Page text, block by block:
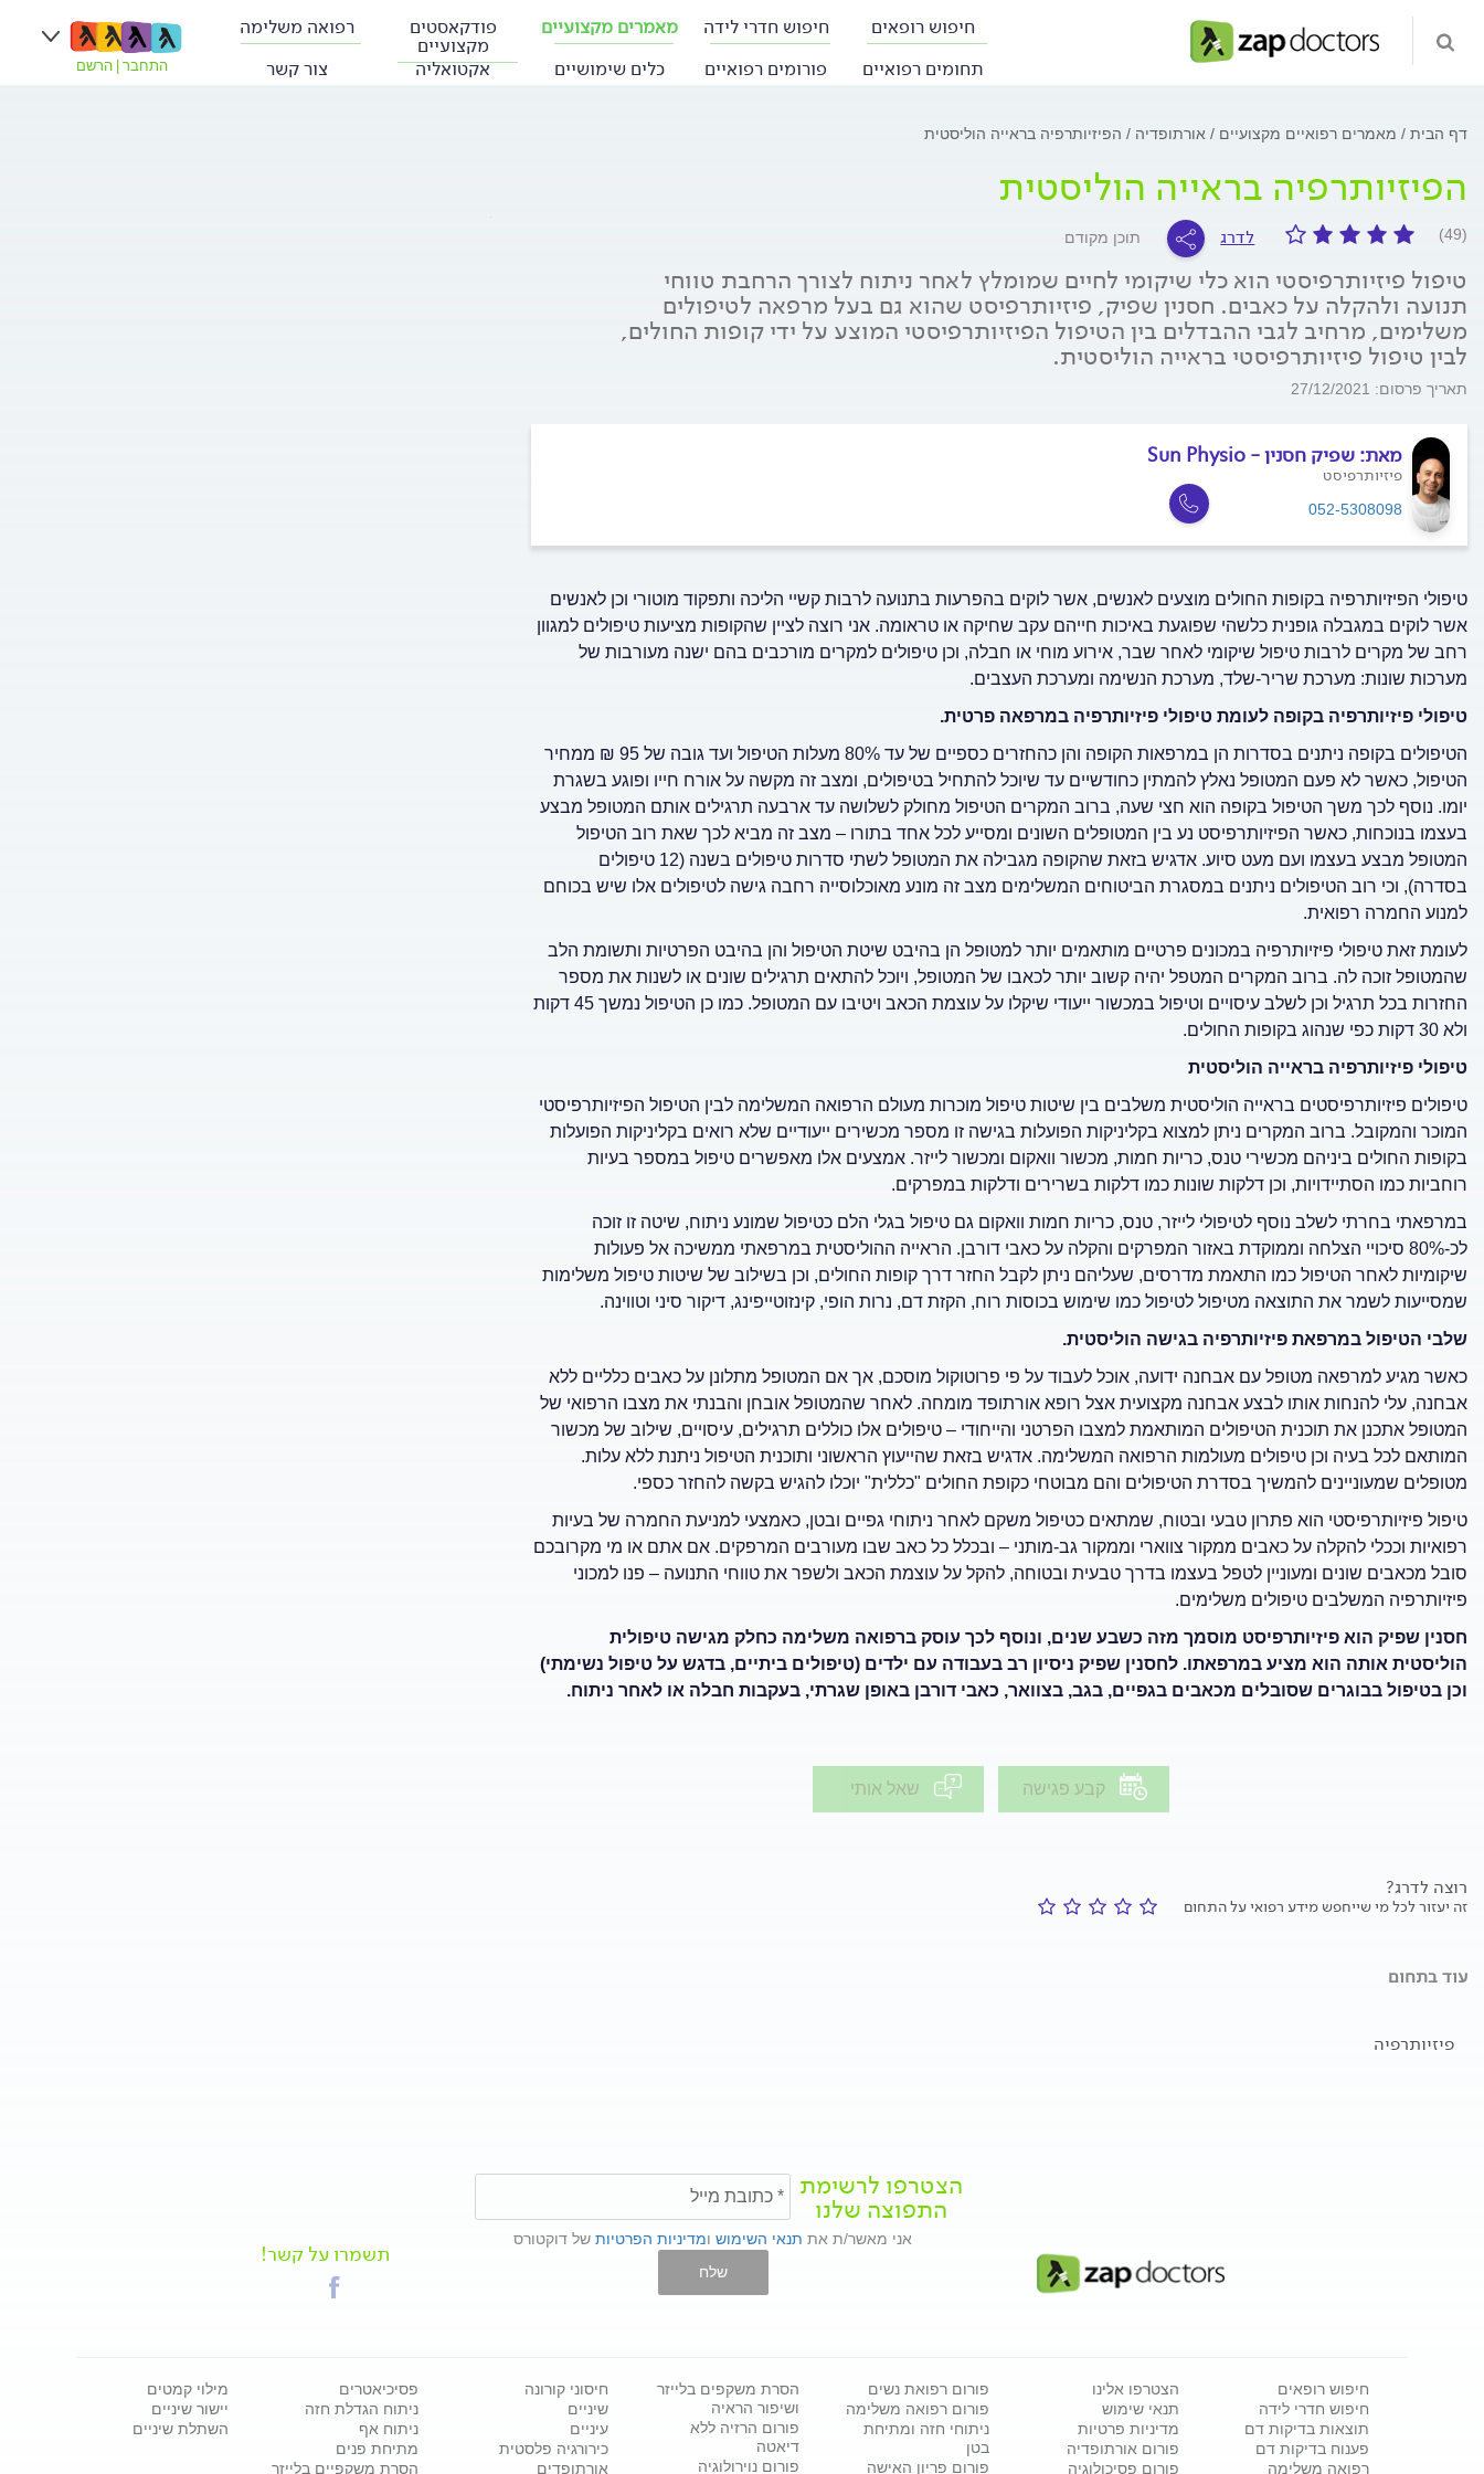
חיפוש רופאים חיפוש חדרי לידה מאמרים מקצועיים פודקאסטים
מקצועיים
רפואה משלימה
תחומים רפואיים
פורומים רפואיים כלים שימושיים אקטואליה צור קשר התחבר הרשם
דף הבית מאמרים רפואיים מקצועיים אורתופדיה הפיזיותרפיה בראייה הוליסטית
הפיזיותרפיה בראייה הוליסטית
(49) לדרג תוכן מקודם
טיפול פיזיותרפיסטי הוא כלי שיקומי לחיים שמומלץ לאחר ניתוח לצורך הרחבת טווחי
תנועה ולהקלה על כאבים. חסנין שפיק, פיזיותרפיסט שהוא גם בעל מרפאה לטיפולים
משלימים, מרחיב לגבי ההבדלים בין הטיפול הפיזיותרפיסטי המוצע על ידי קופות החולים,
לבין טיפול פיזיותרפיסטי בראייה הוליסטית.
תאריך פרסום: 27/12/2021
מאת: שפיק חסנין - Sun Physio
פיזיותרפיסט
052-5308098
טיפולי הפיזיותרפיה בקופות החולים מוצעים לאנשים, אשר לוקים בהפרעות בתנועה לרבות קשיי הליכה ותפקוד מוטורי וכן לאנשים
אשר לוקים במגבלה גופנית כלשהי שפוגעת באיכות חייהם עקב שחיקה או טראומה. אני רוצה לציין שהקופות מציעות טיפולים למגוון
רחב של מקרים לרבות טיפול שיקומי לאחר שבר, אירוע מוחי או חבלה, וכן טיפולים למקרים מורכבים בהם ישנה מעורבות של
מערכות שונות: מערכת שריר-שלד, מערכת הנשימה ומערכת העצבים.
טיפולי פיזיותרפיה בקופה לעומת טיפולי פיזיותרפיה במרפאה פרטית.
הטיפולים בקופה ניתנים בסדרות הן במרפאות הקופה והן כהחזרים כספיים של עד 80% מעלות הטיפול ועד גובה של 95 ₪ ממחיר
הטיפול, כאשר לא פעם המטופל נאלץ להמתין כחודשיים עד שיוכל להתחיל בטיפולים, ומצב זה מקשה על אורח חייו ופוגע בשגרת
יומו. נוסף לכך משך הטיפול בקופה הוא חצי שעה, ברוב המקרים הטיפול מחולק לשלושה עד ארבעה תרגילים אותם המטופל מבצע
בעצמו בנוכחות, כאשר הפיזיותרפיסט נע בין המטופלים השונים ומסייע לכל אחד בתורו – מצב זה מביא לכך שאת רוב הטיפול
המטופל מבצע בעצמו ועם מעט סיוע. אדגיש בזאת שהקופה מגבילה את המטופל לשתי סדרות טיפולים בשנה (12 טיפולים
בסדרה), וכי רוב הטיפולים ניתנים במסגרת הביטוחים המשלימים מצב זה מונע מאוכלוסייה רחבה גישה לטיפולים אלו שיש בכוחם
למנוע החמרה רפואית.
לעומת זאת טיפולי פיזיותרפיה במכונים פרטיים מותאמים יותר למטופל הן בהיבט שיטת הטיפול והן בהיבט הפרטיות ותשומת הלב
שהמטופל זוכה לה. ברוב המקרים המטפל יהיה קשוב יותר לכאבו של המטופל, ויוכל להתאים תרגילים שונים או לשנות את מספר
החזרות בכל תרגיל וכן לשלב עיסויים וטיפול במכשור ייעודי שיקלו על עוצמת הכאב ויטיבו עם המטופל. כמו כן הטיפול נמשך 45 דקות
ולא 30 דקות כפי שנהוג בקופות החולים.
טיפולי פיזיותרפיה בראייה הוליסטית
טיפולים פיזיותרפיסטים בראייה הוליסטית משלבים בין שיטות טיפול מוכרות מעולם הרפואה המשלימה לבין הטיפול הפיזיותרפיסטי
המוכר והמקובל. ברוב המקרים ניתן למצוא בקליניקות הפועלות בגישה זו מספר מכשירים ייעודיים שלא רואים בקליניקות הפועלות
בקופות החולים ביניהם מכשירי טנס, כריות חמות, מכשור וואקום ומכשור לייזר. אמצעים אלו מאפשרים טיפול במספר בעיות
רוחביות כמו הסתיידויות, וכן דלקות שונות כמו דלקות בשרירים ודלקות במפרקים.
במרפאתי בחרתי לשלב נוסף לטיפולי לייזר, טנס, כריות חמות וואקום גם טיפול בגלי הלם כטיפול שמונע ניתוח, שיטה זו זוכה
לכ-80% סיכויי הצלחה וממוקדת באזור המפרקים והקלה על כאבי דורבן. הראייה ההוליסטית במרפאתי ממשיכה אל פעולות
שיקומיות לאחר הטיפול כמו התאמת מדרסים, שעליהם ניתן לקבל החזר דרך קופות החולים, וכן בשילוב של שיטות טיפול משלימות
שמסייעות לשמר את התוצאה מטיפול לטיפול כמו שימוש בכוסות רוח, הקזת דם, נרות הופי, קינזוטייפינג, דיקור סיני וטווינה.
שלבי הטיפול במרפאת פיזיותרפיה בגישה הוליסטית.
כאשר מגיע למרפאה מטופל עם אבחנה ידועה, אוכל לעבוד על פי פרוטוקול מוסכם, אך אם המטופל מתלונן על כאבים כלליים ללא
אבחנה, עלי להנחות אותו לבצע אבחנה מקצועית אצל רופא אורתופד מומחה. לאחר שהמטופל אובחן והבנתי את מצבו הרפואי של
המטופל אתכנן את תוכנית הטיפולים המותאמת למצבו הפרטני והייחודי – טיפולים אלו כוללים תרגילים, עיסויים, שילוב של מכשור
המותאם לכל בעיה וכן טיפולים מעולמות הרפואה המשלימה. אדגיש בזאת שהייעוץ הראשוני ותוכנית הטיפול ניתנת ללא עלות.
מטופלים שמעוניינים להמשיך בסדרת הטיפולים והם מבוטחי כקופת החולים "כללית" יוכלו להגיש בקשה להחזר כספי.
טיפול פיזיותרפיסטי הוא פתרון טבעי ובטוח, שמתאים כטיפול משקם לאחר ניתוחי גפיים ובטן, כאמצעי למניעת החמרה של בעיות
רפואיות וככלי להקלה על כאבים ממקור צווארי וממקור גב-מותני – ובכלל כל כאב שבו מעורבים המרפקים. אם אתם או מי מקרובכם
סובל מכאבים שונים ומעוניין לטפל בעצמו בדרך טבעית ובטוחה, להקל על עוצמת הכאב ולשפר את טווחי התנועה – פנו למכוני
פיזיותרפיה המשלבים טיפולים משלימים.
חסנין שפיק הוא פיזיותרפיסט מוסמך מזה כשבע שנים, ונוסף לכך עוסק ברפואה משלימה כחלק מגישה טיפולית
הוליסטית אותה הוא מציע במרפאתו. לחסנין שפיק ניסיון רב בעבודה עם ילדים (טיפולים ביתיים, בדגש על טיפול נשימתי)
וכן בטיפול בבוגרים שסובלים מכאבים בגפיים, בגב, בצוואר, כאבי דורבן באופן שגרתי, בעקבות חבלה או לאחר ניתוח.
קבע פגישה שאל אותי
רוצה לדרג?
זה יעזור לכל מי שייחפש מידע רפואי על התחום
עוד בתחום
פיזיותרפיה
הצטרפו לרשימת
התפוצה שלנו
אני מאשר/ת את תנאי השימוש ומדיניות הפרטיות של דוקטורס
שלח
תשמרו על קשר!
חיפוש רופאים
חיפוש חדרי לידה
תוצאות בדיקות דם
פענוח בדיקות דם
רפואה משלימה
הצטרפו אלינו
תנאי שימוש
מדיניות פרטיות
פורום אורתופדיה
פורום פסיכולוגיה
פורום רפואת נשים
פורום רפואה משלימה
ניתוחי חזה ומתיחת
בטן
פורום פריון האישה
הסרת משקפים בלייזר
ושיפור הראיה
פורום הרזיה ללא
דיאטה
פורום נוירולוגיה
חיסוני קורונה
שיניים
עיניים
כירורגיה פלסטית
אורתופדים
פסיכיאטרים
ניתוח הגדלת חזה
ניתוח אף
מתיחת פנים
הסרת משקפיים בלייזר
מילוי קמטים
יישור שיניים
השתלת שיניים